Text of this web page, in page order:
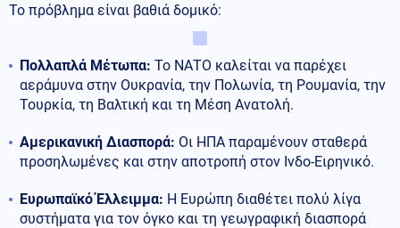
Το πρόβλημα είναι βαθιά δομικό:
Πολλαπλά Μέτωπα: Το ΝΑΤΟ καλείται να παρέχει
αεράμυνα στην Ουκρανία, την Πολωνία, τη Ρουμανία, την
Τουρκία, τη Βαλτική και τη Μέση Ανατολή.
Αμερικανική Διασπορά: Οι ΗΠΑ παραμένουν σταθερά
προσηλωμένες και στην αποτροπή στον Ινδο-Ειρηνικό.
Ευρωπαϊκό Έλλειμμα: Η Ευρώπη διαθέτει πολύ λίγα
συστήματα για τον όγκο και τη γεωγραφική διασπορά